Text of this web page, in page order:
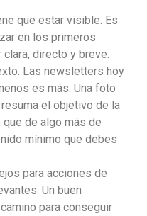
que estar visible. Es
en los primeros
directo y breve.
Las newsletters hoy
es más. Una foto
el objetivo de la
de algo más de
mínimo que debes
para acciones de
Un buen
para conseguir